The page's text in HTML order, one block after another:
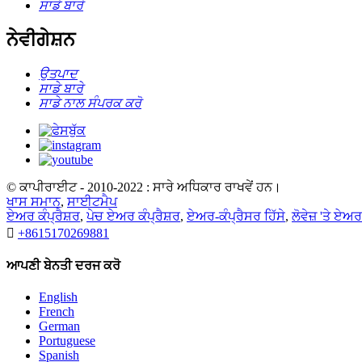
ਸਾਡੇ ਬਾਰੇ
ਨੇਵੀਗੇਸ਼ਨ
ਉਤਪਾਦ
ਸਾਡੇ ਬਾਰੇ
ਸਾਡੇ ਨਾਲ ਸੰਪਰਕ ਕਰੋ
© ਕਾਪੀਰਾਈਟ - 2010-2022 : ਸਾਰੇ ਅਧਿਕਾਰ ਰਾਖਵੇਂ ਹਨ।
ਖਾਸ ਸਮਾਨ, ਸਾਈਟਮੈਪ
ਏਅਰ ਕੰਪ੍ਰੈਸ਼ਰ,ਪੇਚ ਏਅਰ ਕੰਪ੍ਰੈਸ਼ਰ,ਏਅਰ-ਕੰਪ੍ਰੈਸਰ ਹਿੱਸੇ,ਲੋਵੇਜ਼ 'ਤੇ
 +8615170269881
ਆਪਣੀ ਬੇਨਤੀ ਦਰਜ ਕਰੋ
English
French
German
Portuguese
Spanish